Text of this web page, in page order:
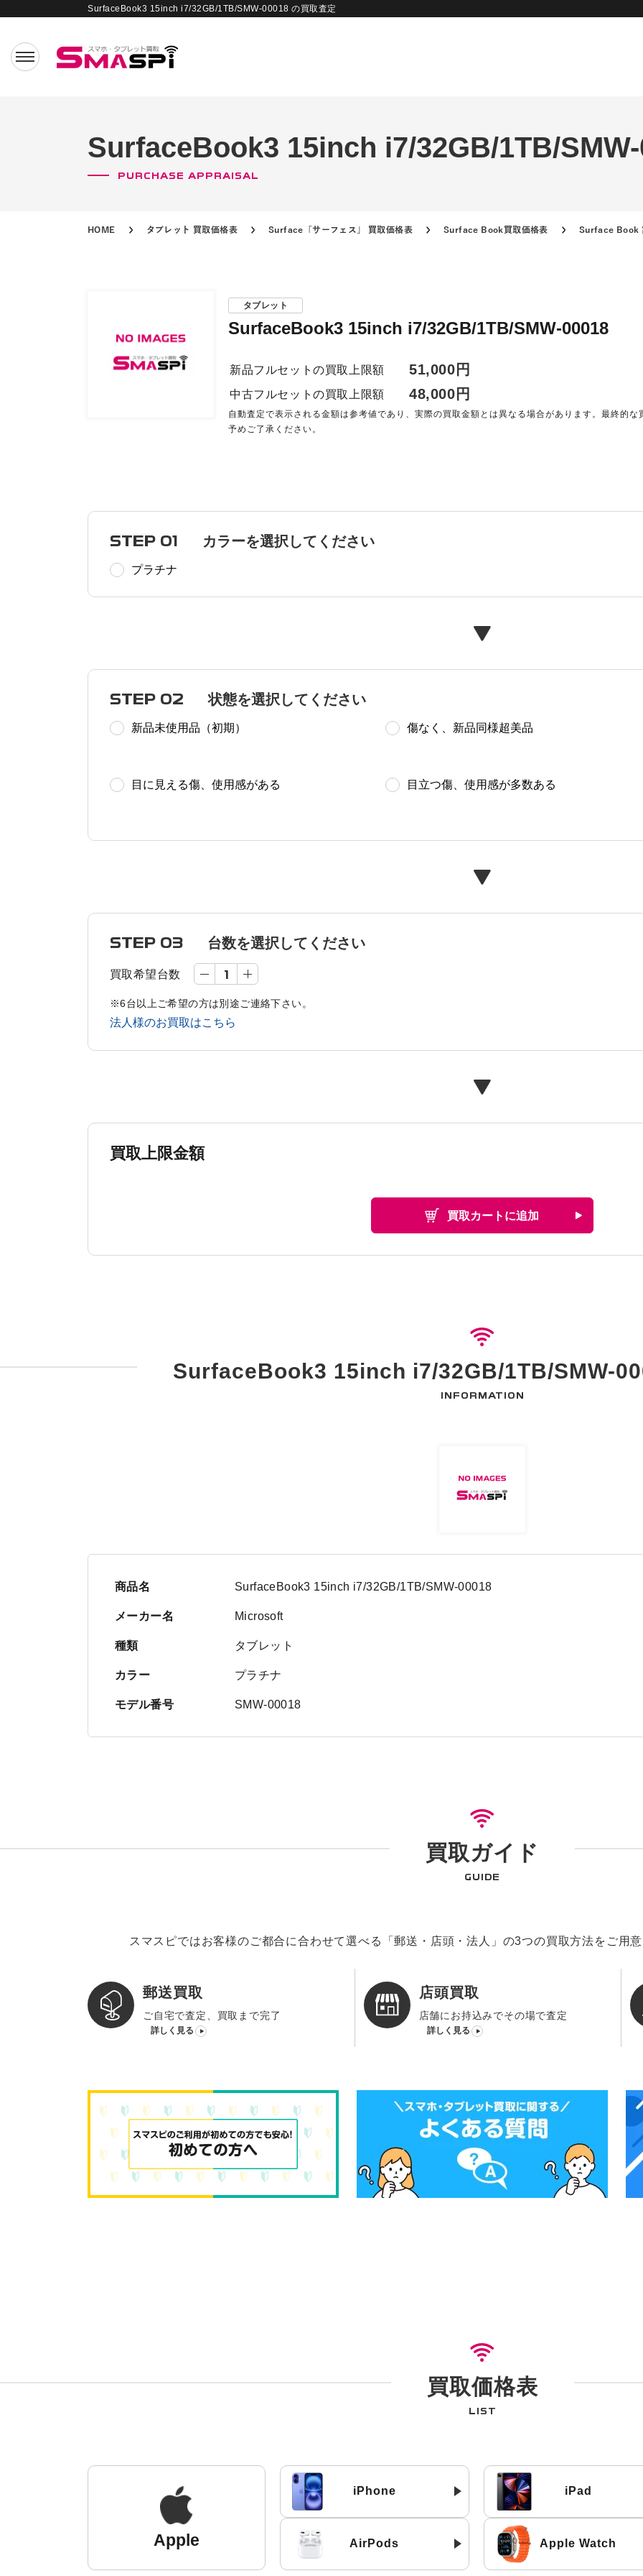
SurfaceBook3 15inch i7/32GB/1TB/SMW-00018 の買取査定
SurfaceBook3 15inch i7/32GB/1TB/
PURCHASE APPRAISAL
HOME タブレット 買取価格表 Surface「サーフェス」 買取価格表 Surface Book買取価格表 Surface Book
タブレット
SurfaceBook3 15inch i7/32GB/1TB/SMW-00018
新品フルセットの買取上限額 51,000円
中古フルセットの買取上限額 48,000円
自動査定で表示される金額は参考値であり、実際の買取金額とは異なる場合があります。最終的
予めご了承ください。
STEP 01 カラーを選択してください
プラチナ
STEP 02 状態を選択してください
新品未使用品（初期） 傷なく、新品同様超美品
目に見える傷、使用感がある 目立つ傷、使用感が多数ある
STEP 03 台数を選択してください
買取希望台数
※6台以上ご希望の方は別途ご連絡下さい。
法人様のお買取はこちら
買取上限金額
買取カートに追加
SurfaceBook3 15inch i7/32GB/1TB/SMW-
INFORMATION
商品名 SurfaceBook3 15inch i7/32GB/1TB/SMW-00018
メーカー名 Microsoft
種類 タブレット
カラー プラチナ
モデル番号 SMW-00018
買取ガイド
GUIDE
スマスピではお客様のご都合に合わせて選べる「郵送・店頭・法人」の3つの買取方法をご用
郵送買取
ご自宅で査定、買取まで完了
詳しく見る
店頭買取
店舗にお持込みでその場で査定
詳しく見る
買取価格表
LIST
Apple
iPhone iPad
AirPods Apple Watch